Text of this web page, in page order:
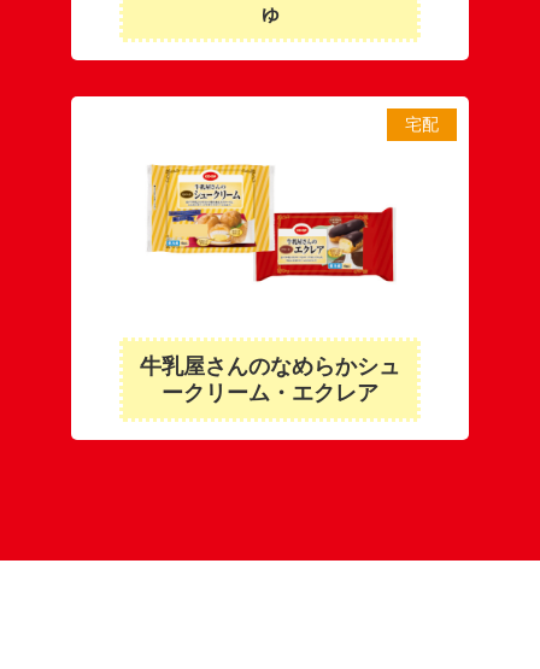
ゅ
宅配
牛乳屋さんのなめらかシュ
ークリーム・エクレア